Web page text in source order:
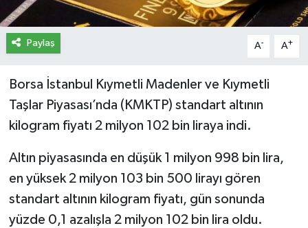
Paylaş A- A+
Borsa İstanbul Kıymetli Madenler ve Kıymetli
Taşlar Piyasası’nda (KMKTP) standart altının
kilogram fiyatı 2 milyon 102 bin liraya indi.
Altın piyasasında en düşük 1 milyon 998 bin lira,
en yüksek 2 milyon 103 bin 500 lirayı gören
standart altının kilogram fiyatı, gün sonunda
yüzde 0,1 azalışla 2 milyon 102 bin lira oldu.
Yasal Uyarı